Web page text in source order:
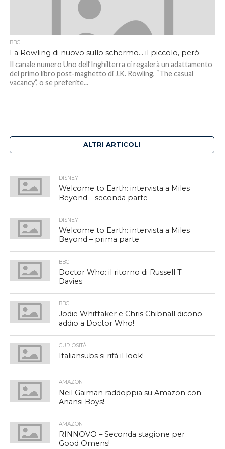
BBC
La Rowling di nuovo sullo schermo… il piccolo, però
Il canale numero Uno dell’Inghilterra ci regalerà un adattamento
del primo libro post-maghetto di J.K. Rowling, “The casual
vacancy”, o se preferite...
ALTRI ARTICOLI
DISNEY+
Welcome to Earth: intervista a Miles
Beyond – seconda parte
DISNEY+
Welcome to Earth: intervista a Miles
Beyond – prima parte
BBC
Doctor Who: il ritorno di Russell T
Davies
BBC
Jodie Whittaker e Chris Chibnall dicono
addio a Doctor Who!
CURIOSITÀ
Italiansubs si rifà il look!
AMAZON
Neil Gaiman raddoppia su Amazon con
Anansi Boys!
AMAZON
RINNOVO – Seconda stagione per
Good Omens!